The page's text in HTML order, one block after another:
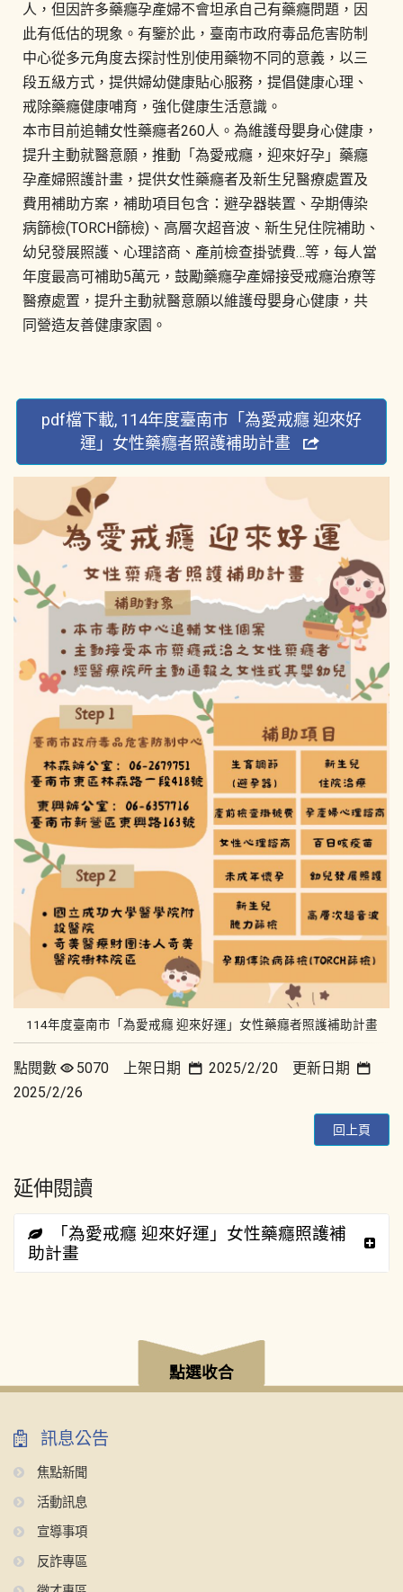
人，但因許多藥癮孕產婦不會坦承自己有藥癮問題，因
此有低估的現象。有鑒於此，臺南市政府毒品危害防制
中心從多元角度去探討性別使用藥物不同的意義，以三
段五級方式，提供婦幼健康貼心服務，提倡健康心理、
戒除藥癮健康哺育，強化健康生活意識。
本市目前追輔女性藥癮者260人。為維護母嬰身心健康，
提升主動就醫意願，推動「為愛戒癮，迎來好孕」藥癮
孕產婦照護計畫，提供女性藥癮者及新生兒醫療處置及
費用補助方案，補助項目包含：避孕器裝置、孕期傳染
病篩檢(TORCH篩檢)、高層次超音波、新生兒住院補助、
幼兒發展照護、心理諮商、產前檢查掛號費…等，每人當
年度最高可補助5萬元，鼓勵藥癮孕產婦接受戒癮治療等
醫療處置，提升主動就醫意願以維護母嬰身心健康，共
同營造友善健康家園。
pdf檔下載, 114年度臺南市「為愛戒癮 迎來好
運」女性藥癮者照護補助計畫
114年度臺南市「為愛戒癮 迎來好運」女性藥癮者照護補助計畫
點閱數 5070 上架日期
2025/2/20 更新日期
2025/2/26
回上頁
延伸閱讀
「為愛戒癮 迎來好運」女性藥癮照護補
助計畫
點選收合
訊息公告
焦點新聞
活動訊息
宣導事項
反詐專區